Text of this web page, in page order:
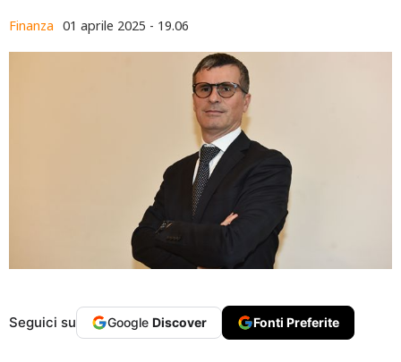
Finanza 01 aprile 2025 - 19.06
Seguici su Google Discover Fonti Preferite